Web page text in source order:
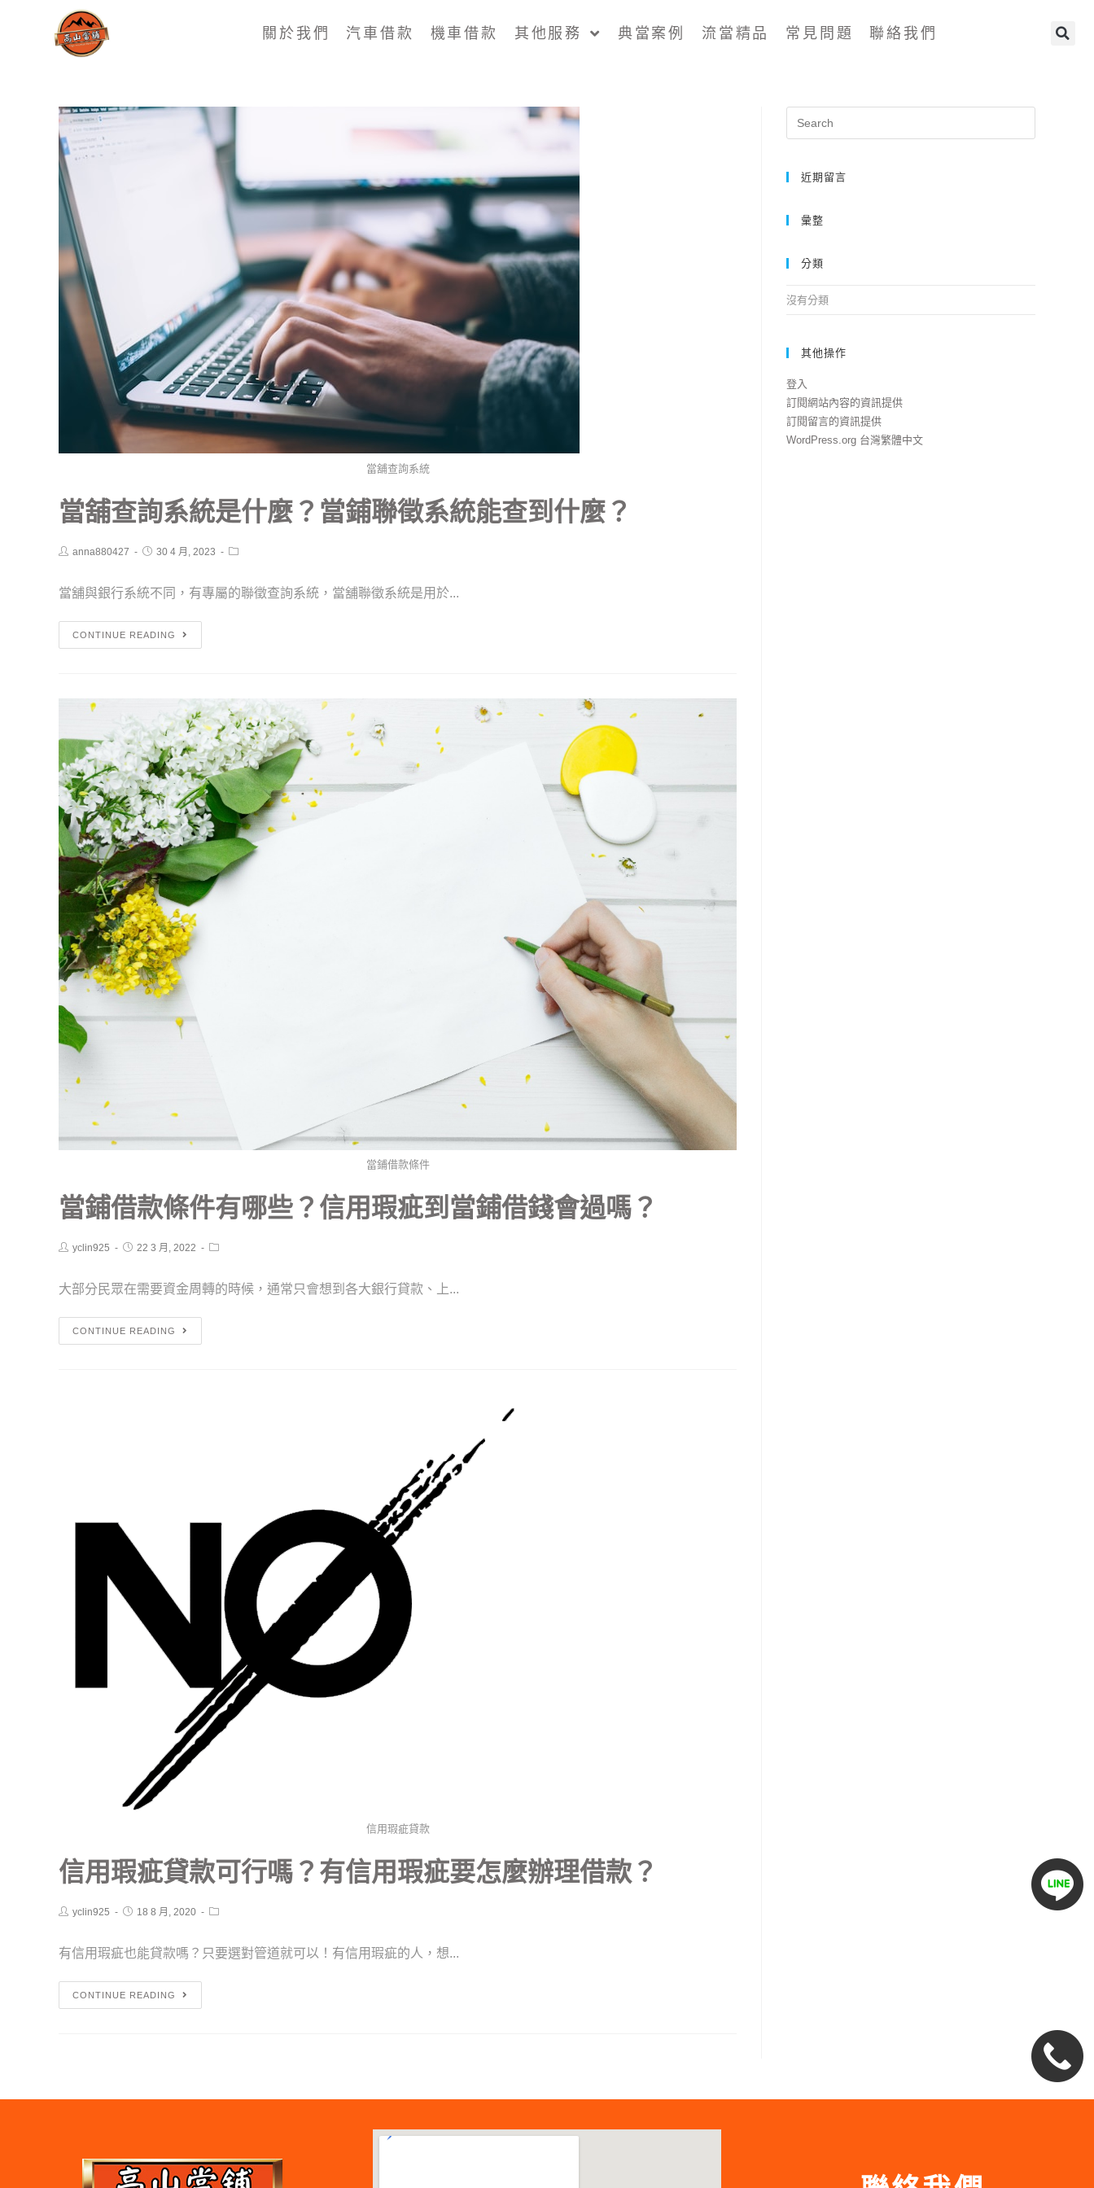
關於我們 汽車借款 機車借款 其他服務 典當案例 流當精品 常見問題 聯絡我們
當舖查詢系統
當舖查詢系統是什麼？當鋪聯徵系統能查到什麼？
anna880427 30 4 月, 2023
當舖與銀行系統不同，有專屬的聯徵查詢系統，當舖聯徵系統是用於...
CONTINUE READING
當鋪借款條件
當鋪借款條件有哪些？信用瑕疵到當鋪借錢會過嗎？
yclin925 22 3 月, 2022
大部分民眾在需要資金周轉的時候，通常只會想到各大銀行貸款、上...
CONTINUE READING
信用瑕疵貸款
信用瑕疵貸款可行嗎？有信用瑕疵要怎麼辦理借款？
yclin925 18 8 月, 2020
有信用瑕疵也能貸款嗎？只要選對管道就可以！有信用瑕疵的人，想...
CONTINUE READING
近期留言
彙整
分類
沒有分類
其他操作
登入
訂閱網站內容的資訊提供
訂閱留言的資訊提供
WordPress.org 台灣繁體中文